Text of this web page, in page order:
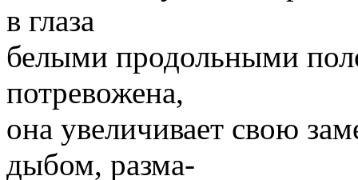
в глаза
белыми продольными
потревожена,
она увеличивает свою
дыбом, разма-